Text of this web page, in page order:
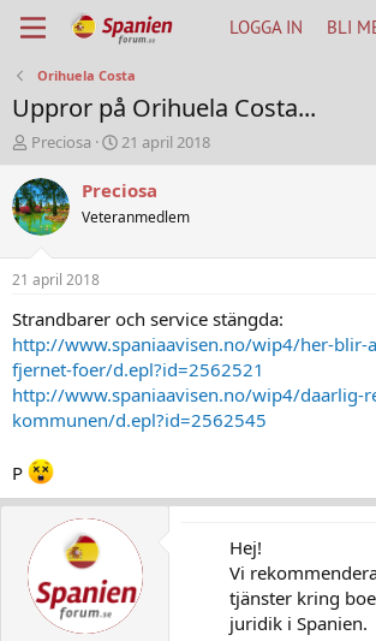
LOGGA IN BLI
Orihuela Costa
Uppror på Orihuela Costa...
T
h
r
e
a
t
a
r
t
e
r
Preciosa
S
t
a
t
u
21 april 2018
Preciosa
Veteranmedlem
21 april 2018
Strandbarer och service stängda:
http://www.spaniaavisen.no/wip4/her-blir-
fjernet-foer/d.epl?id=2562521
http://www.spaniaavisen.no/wip4/daarlig-
kommunen/d.epl?id=2562545
P
Hej!
Vi
tjänster kring
juridik i Spanien.